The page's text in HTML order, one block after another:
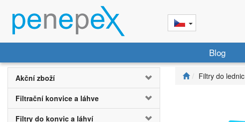
Blog
Akční zboží
Filtrační konvice a láhve
Filtry do konvic a láhví
Filtry do lednic